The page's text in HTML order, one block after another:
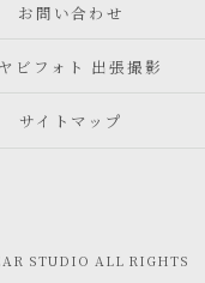
お問い合わせ
ビフォト 出張撮影
サイトマップ
STUDIO ALL RIGHTS